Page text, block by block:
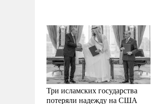
Три исламских государства
потеряли надежду на США